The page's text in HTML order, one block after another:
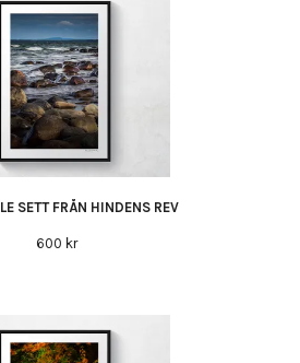
SETT FRÅN HINDENS REV
600 kr